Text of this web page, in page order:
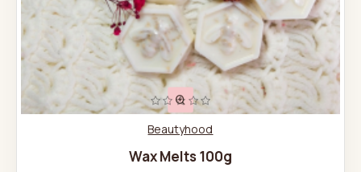
Beautyhood
Wax Melts 100g